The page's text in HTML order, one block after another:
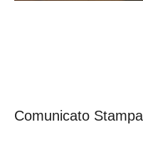
Comunicato